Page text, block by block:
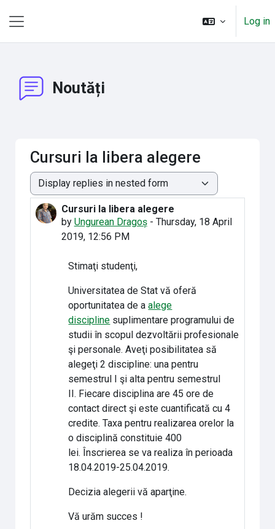
Log in
Noutăți
Cursuri la libera alegere
Display mode
Cursuri la libera alegere
by Ungurean Dragoș- Thursday, 18 April
2019, 12:56 PM
Number of replies: 0
Stimaţi studenţi,
Universitatea de Stat vă oferă
oportunitatea de aalege
discipline suplimentare programului de
studii în scopul dezvoltării profesionale
şi personale. Aveţi posibilitatea să
alegeţi 2 discipline: una pentru
semestrul I şi alta pentru semestrul
II. Fiecare disciplina are 45 ore de
contact direct şi este cuantificată cu 4
credite. Taxa pentru realizarea orelor la
o disciplină constituie 400
lei. Înscrierea se va realiza în perioada
18.04.2019-25.04.2019.
Decizia alegerii vă aparţine.
Vă urăm succes !